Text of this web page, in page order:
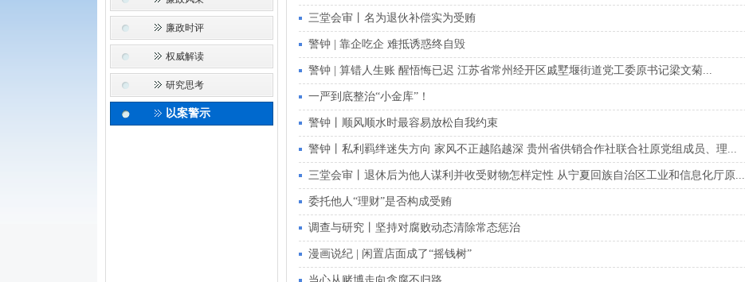
廉政时评
权威解读
研究思考
以案警示
三堂会审丨名为退伙补偿实为受贿
警钟 | 靠企吃企 难抵诱惑终自毁
警钟 | 算错人生账 醒悟悔已迟 江苏省常州经开区戚墅堰街道党工委原书记梁文菊...
一严到底整治“小金库”！
警钟丨顺风顺水时最容易放松自我约束
警钟丨私利羁绊迷失方向 家风不正越陷越深 贵州省供销合作社联合社原党组成员、理...
三堂会审丨退休后为他人谋利并收受财物怎样定性 从宁夏回族自治区工业和信息化厅原...
委托他人“理财”是否构成受贿
调查与研究丨坚持对腐败动态清除常态惩治
漫画说纪 | 闲置店面成了“摇钱树”